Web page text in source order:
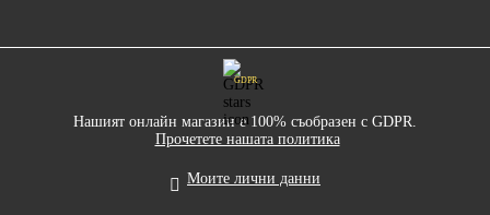
GDPR
Нашият онлайн магазин е 100% съобразен с GDPR.
Прочетете нашата политика
Моите лични данни